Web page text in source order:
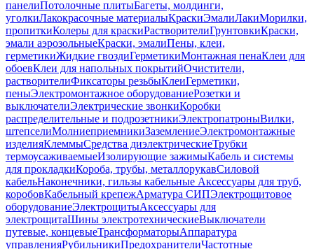
панелиПотолочные плитыБагеты, молдинги,
уголкиЛакокрасочные материалыКраскиЭмалиЛакиМорилки,
пропиткиКолеры для краскиРастворителиГрунтовкиКраски,
эмали аэрозольныеКраски, эмалиПены, клеи,
герметикиЖидкие гвоздиГерметикиМонтажная пенаКлеи для
обоевКлеи для напольных покрытийОчистители,
растворителиФиксаторы резьбыКлеиГерметики,
пеныЭлектромонтажное оборудованиеРозетки и
выключателиЭлектрические звонкиКоробки
распределительные и подрозетникиЭлектропатроныВилки,
штепселиМолниеприемникиЗаземлениеЭлектромонтажные
изделияКлеммыСредства диэлектрическиеТрубки
термоусаживаемыеИзолирующие зажимыКабель и системы
для прокладкиКороба, трубы, металлорукавСиловой
кабельНаконечники, гильзы кабельные Аксессуары для труб,
коробовКабельный крепежАрматура СИПЭлектрощитовое
оборудованиеЭлектрощитыАксессуары для
электрощитаШины электротехническиеВыключатели
путевые, концевыеТрансформаторыАппаратура
управленияРубильникиПредохранителиЧастотные